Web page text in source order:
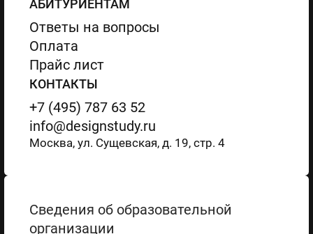
АБИТУРИЕНТАМ
Ответы на вопросы
Оплата
Прайс лист
КОНТАКТЫ
+7 (495) 787 63 52
info@designstudy.ru
Москва, ул. Сущевская, д. 19, стр. 4
Сведения об образовательной
организации